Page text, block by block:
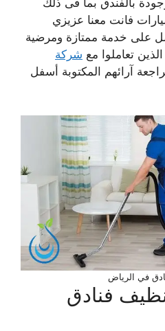
بالفندق بما فى ذلك
فانت معنا عزيزي
خدمة ممتازة ومرضية
تعاملوا مع شركة
آرائهم المكتوبة أسفل
في الرياض
فنادق